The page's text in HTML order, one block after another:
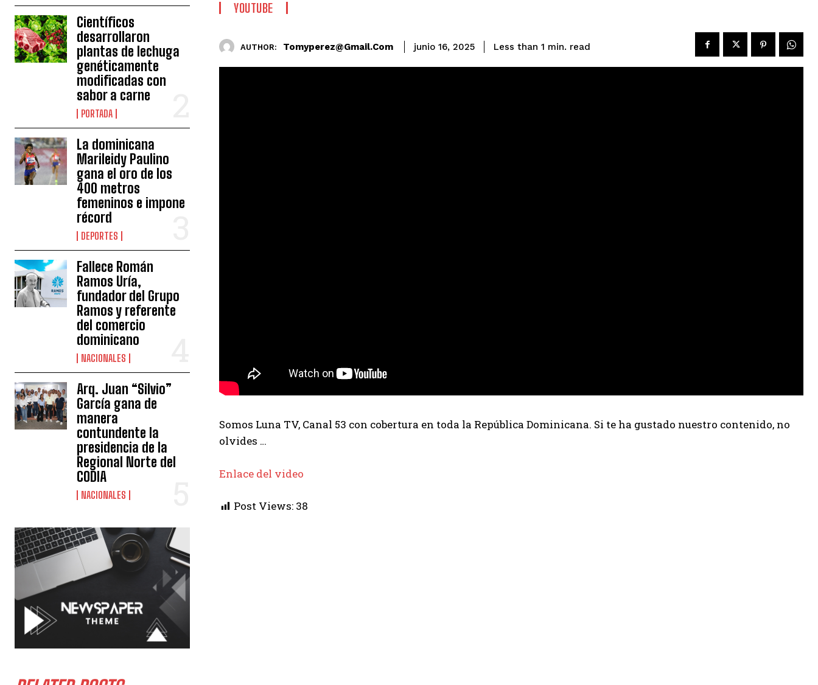
Científicos
desarrollaron
plantas de lechuga
genéticamente
modificadas con
sabor a carne
PORTADA
La dominicana
Marileidy Paulino
gana el oro de los
400 metros
femeninos e impone
récord
DEPORTES
Fallece Román
Ramos Uría,
fundador del Grupo
Ramos y referente
del comercio
dominicano
NACIONALES
Arq. Juan “Silvio”
García gana de
manera
contundente la
presidencia de la
Regional Norte del
CODIA
NACIONALES
YOUTUBE
AUTHOR: Tomyperez@gmail.com junio 16, 2025 Less than 1 min. read
Somos Luna TV, Canal 53 con cobertura en toda la República Dominicana. Si te ha gustado nuestro contenido, no
olvides …
Enlace del video
Post Views: 38